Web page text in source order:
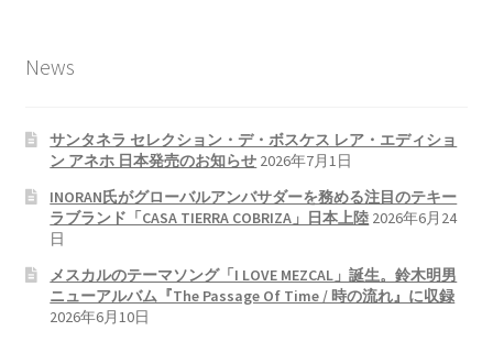
News
サンタネラ セレクション・デ・ボスケス レア・エディショ
ン アネホ 日本発売のお知らせ 2026年7月1日
INORAN氏がグローバルアンバサダーを務める注目のテキー
ラブランド「CASA TIERRA COBRIZA」日本上陸 2026年6月24
日
メスカルのテーマソング「I LOVE MEZCAL」誕生。鈴木明男
ニューアルバム『The Passage Of Time / 時の流れ』に収録
2026年6月10日